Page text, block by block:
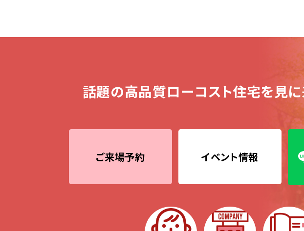
話題の高品質ローコスト住宅を見に
ご来場予約 イベント情報